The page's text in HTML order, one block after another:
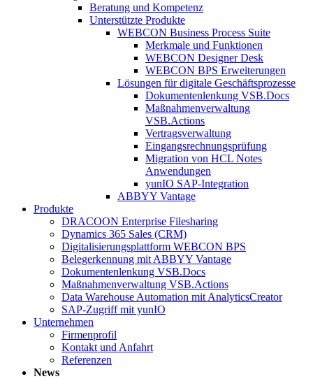
Beratung und Kompetenz
Unterstützte Produkte
WEBCON Business Process Suite
Merkmale und Funktionen
WEBCON Designer Desk
WEBCON BPS Erweiterungen
Lösungen für digitale Geschäftsprozesse
Dokumentenlenkung VSB.Docs
Maßnahmenverwaltung
VSB.Actions
Vertragsverwaltung
Eingangsrechnungs­prüfung
Migration von HCL Notes
Anwendungen
yunIO SAP-Integration
ABBYY Vantage
Produkte
DRACOON Enterprise Filesharing
Dynamics 365 Sales (CRM)
Digitalisierungsplattform WEBCON BPS
Belegerkennung mit ABBYY Vantage
Dokumentenlenkung VSB.Docs
Maßnahmenverwaltung VSB.Actions
Data Warehouse Automation mit AnalyticsCreator
SAP-Zugriff mit yunIO
Unternehmen
Firmenprofil
Kontakt und Anfahrt
Referenzen
News